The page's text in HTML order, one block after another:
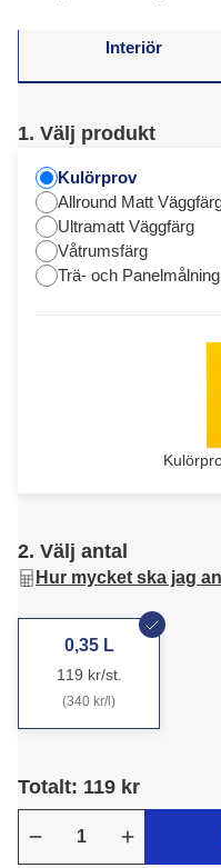
Interiör
1. Välj produkt
Kulörprov
Allround Matt
Ultramatt Väggfärg
Våtrumsfärg
Trä- och Panelmålning
2. Välj antal
Hur mycket ska jag
0,35 L
119 kr/st.
(340 kr/l)
Totalt: 119 kr